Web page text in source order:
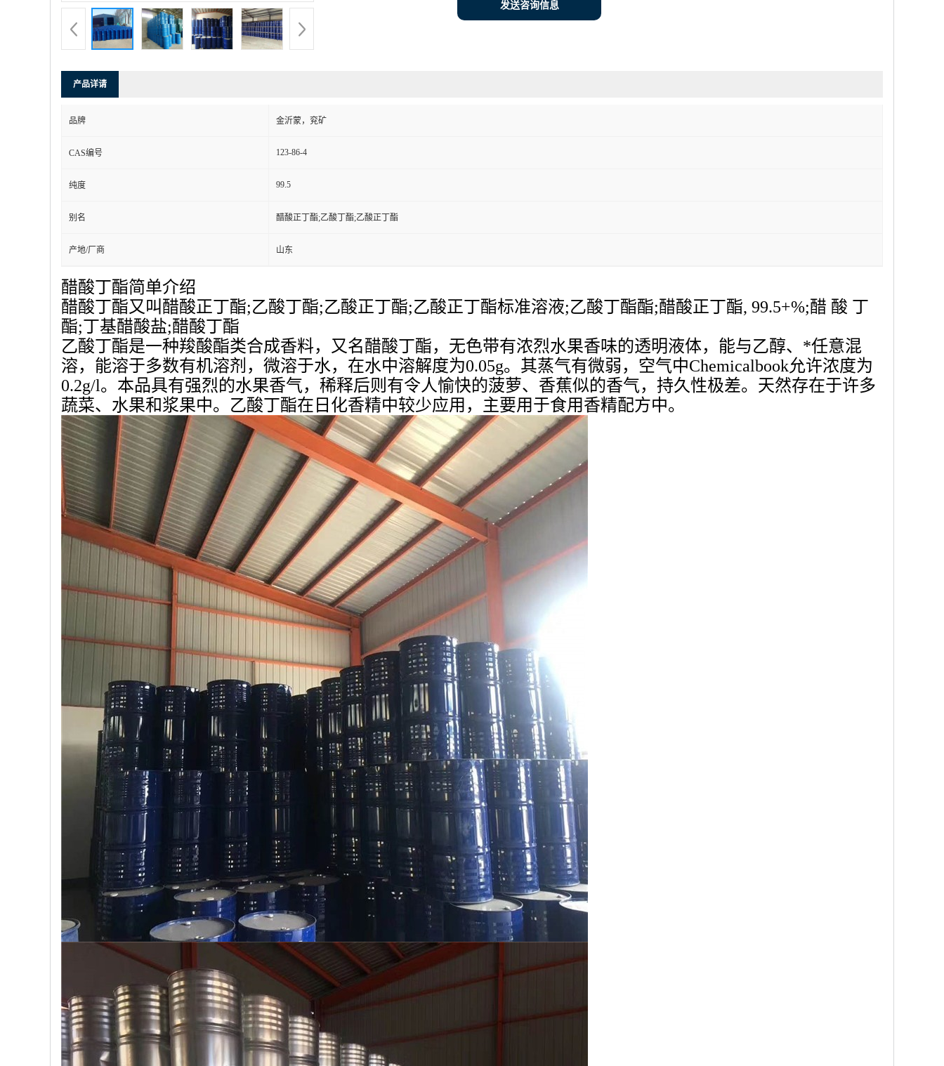
发送咨询信息
产品详请
品牌 金沂蒙，兖矿
CAS编号 123-86-4
纯度 99.5
别名 醋酸正丁酯;乙酸丁酯;乙酸正丁酯
产地/厂商 山东
醋酸丁酯简单介绍
醋酸丁酯又叫醋酸正丁酯;乙酸丁酯;乙酸正丁酯;乙酸正丁酯标准溶液;乙酸丁酯酯;醋酸正丁酯, 99.5+%;醋 酸 丁
酯;丁基醋酸盐;醋酸丁酯
乙酸丁酯是一种羧酸酯类合成香料，又名醋酸丁酯，无色带有浓烈水果香味的透明液体，能与乙醇、*任意混
溶，能溶于多数有机溶剂，微溶于水，在水中溶解度为0.05g。其蒸气有微弱，空气中Chemicalbook允许浓度为
0.2g/l。本品具有强烈的水果香气，稀释后则有令人愉快的菠萝、香蕉似的香气，持久性极差。天然存在于许多
蔬菜、水果和浆果中。乙酸丁酯在日化香精中较少应用，主要用于食用香精配方中。